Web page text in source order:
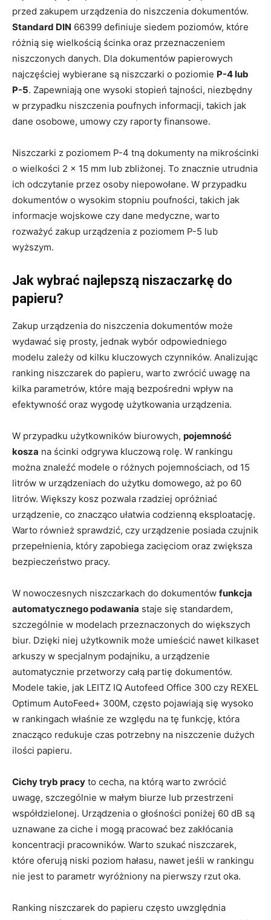
przed zakupem urządzenia do niszczenia dokumentów.
Standard DIN 66399 definiuje siedem poziomów, które
różnią się wielkością ścinka oraz przeznaczeniem
niszczonych danych. Dla dokumentów papierowych
najczęściej wybierane są niszczarki o poziomie P-4 lub
P-5. Zapewniają one wysoki stopień tajności, niezbędny
w przypadku niszczenia poufnych informacji, takich jak
dane osobowe, umowy czy raporty finansowe.
Niszczarki z poziomem P-4 tną dokumenty na mikrościnki
o wielkości 2 × 15 mm lub zbliżonej. To znacznie utrudnia
ich odczytanie przez osoby niepowołane. W przypadku
dokumentów o wysokim stopniu poufności, takich jak
informacje wojskowe czy dane medyczne, warto
rozważyć zakup urządzenia z poziomem P-5 lub
wyższym.
Jak wybrać najlepszą niszaczarkę do
papieru?
Zakup urządzenia do niszczenia dokumentów może
wydawać się prosty, jednak wybór odpowiedniego
modelu zależy od kilku kluczowych czynników. Analizując
ranking niszczarek do papieru, warto zwrócić uwagę na
kilka parametrów, które mają bezpośredni wpływ na
efektywność oraz wygodę użytkowania urządzenia.
W przypadku użytkowników biurowych, pojemność
kosza na ścinki odgrywa kluczową rolę. W rankingu
można znaleźć modele o różnych pojemnościach, od 15
litrów w urządzeniach do użytku domowego, aż po 60
litrów. Większy kosz pozwala rzadziej opróżniać
urządzenie, co znacząco ułatwia codzienną eksploatację.
Warto również sprawdzić, czy urządzenie posiada czujnik
przepełnienia, który zapobiega zacięciom oraz zwiększa
bezpieczeństwo pracy.
W nowoczesnych niszczarkach do dokumentów funkcja
automatycznego podawania staje się standardem,
szczególnie w modelach przeznaczonych do większych
biur. Dzięki niej użytkownik może umieścić nawet kilkaset
arkuszy w specjalnym podajniku, a urządzenie
automatycznie przetworzy całą partię dokumentów.
Modele takie, jak LEITZ IQ Autofeed Office 300 czy REXEL
Optimum AutoFeed+ 300M, często pojawiają się wysoko
w rankingach właśnie ze względu na tę funkcję, która
znacząco redukuje czas potrzebny na niszczenie dużych
ilości papieru.
Cichy tryb pracy to cecha, na którą warto zwrócić
uwagę, szczególnie w małym biurze lub przestrzeni
współdzielonej. Urządzenia o głośności poniżej 60 dB są
uznawane za ciche i mogą pracować bez zakłócania
koncentracji pracowników. Warto szukać niszczarek,
które oferują niski poziom hałasu, nawet jeśli w rankingu
nie jest to parametr wyróżniony na pierwszy rzut oka.
Ranking niszczarek do papieru często uwzględnia